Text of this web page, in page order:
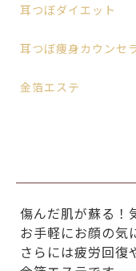
耳つぼダイエット
耳つぼ痩身カウンセ
金箔エステ
傷んだ肌が蘇る！
お手軽にお顔の気
さらには疲労回復